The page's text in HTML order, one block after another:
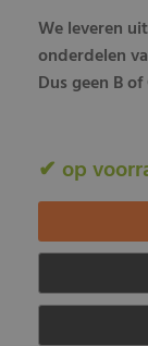
We leveren
onderdelen
Dus geen B
✔ op